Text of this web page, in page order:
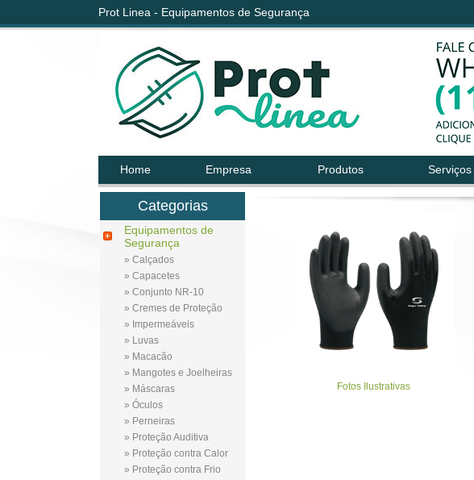
Prot Linea - Equipamentos de Segurança
Home Empresa Produtos Serviços
Categorias
Equipamentos de
Segurança
» Calçados
» Capacetes
» Conjunto NR-10
» Cremes de Proteção
» Impermeáveis
» Luvas
» Macacão
» Mangotes e Joelheiras
» Máscaras
» Óculos
» Perneiras
» Proteção Auditiva
» Proteção contra Calor
» Proteção contra Frio
Fotos Ilustrativas